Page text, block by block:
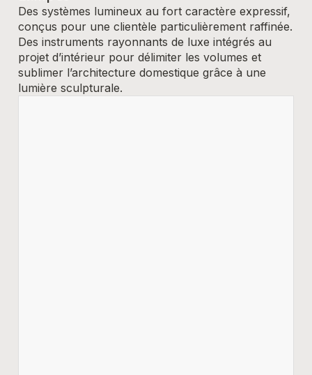
Des systèmes lumineux au fort caractère expressif,
conçus pour une clientèle particulièrement raffinée.
Des instruments rayonnants de luxe intégrés au
projet d’intérieur pour délimiter les volumes et
sublimer l’architecture domestique grâce à une
lumière sculpturale.